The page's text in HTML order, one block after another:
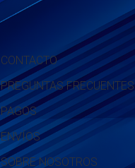
CONTACTO
PREGUNTAS FRECUENTES
PAGOS
ENVÍOS
SOBRE NOSOTROS